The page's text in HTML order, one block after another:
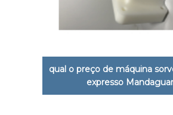
qual o preço de máquina
expresso